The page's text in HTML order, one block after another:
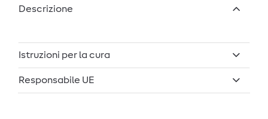
Descrizione
Istruzioni per la cura
Responsabile UE